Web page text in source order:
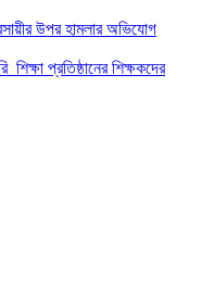
উপর হামলার অভিযোগ
শিক্ষা প্রতিষ্ঠানের শিক্ষকদের